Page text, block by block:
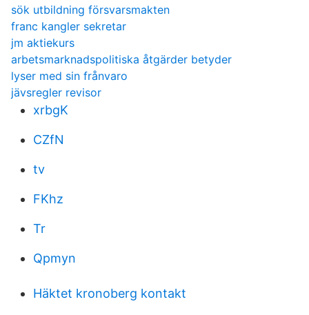
sök utbildning försvarsmakten
franc kangler sekretar
jm aktiekurs
arbetsmarknadspolitiska åtgärder betyder
lyser med sin frånvaro
jävsregler revisor
xrbgK
CZfN
tv
FKhz
Tr
Qpmyn
Häktet kronoberg kontakt